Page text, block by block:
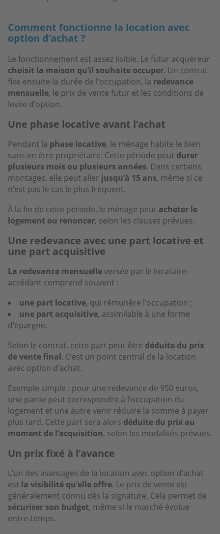
Comment fonctionne la location avec
option d’achat ?
Le fonctionnement est assez lisible. Le futur acquéreur
choisit la maison qu’il souhaite occuper. Un contrat
fixe ensuite la durée de l’occupation, la redevance
mensuelle, le prix de vente futur et les conditions de
levée d’option.
Une phase locative avant l’achat
Pendant la phase locative, le ménage habite le bien
sans en être propriétaire. Cette période peut durer
plusieurs mois ou plusieurs années. Dans certains
montages, elle peut aller jusqu’à 15 ans, même si ce
n’est pas le cas le plus fréquent.
À la fin de cette période, le ménage peut acheter le
logement ou renoncer, selon les clauses prévues.
Une redevance avec une part locative et
une part acquisitive
La redevance mensuelleversée par le locataire-
accédant comprend souvent :
une part locative, qui rémunère l’occupation ;
une part acquisitive, assimilable à une forme
d’épargne.
Selon le contrat, cette part peut être déduite du prix
de vente final. C’est un point central de la location
avec option d’achat.
Exemple simple : pour une redevance de 950 euros,
une partie peut correspondre à l’occupation du
logement et une autre venir réduire la somme à payer
plus tard. Cette part sera alors déduite du prix au
moment de l’acquisition, selon les modalités prévues.
Un prix fixé à l’avance
L’un des avantages de la location avec option d’achat
est la visibilité qu’elle offre. Le prix de vente est
généralement connu dès la signature. Cela permet de
sécuriser son budget, même si le marché évolue
entre-temps.